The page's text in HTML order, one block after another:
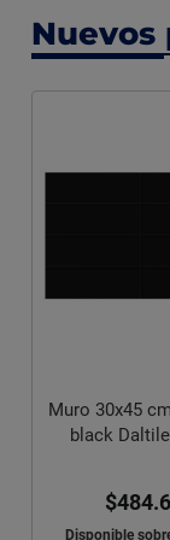
Muro 30x45
black
Disponible